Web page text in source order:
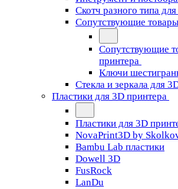
Скотч разного типа
Сопутствующие
Сопутствующие
принтера
Ключи
Стекла и зеркала для
Пластики для 3D принтера
Пластики для 3D
NovaPrint3D by
Bambu Lab пластики
Dowell 3D
FusRock
LanDu